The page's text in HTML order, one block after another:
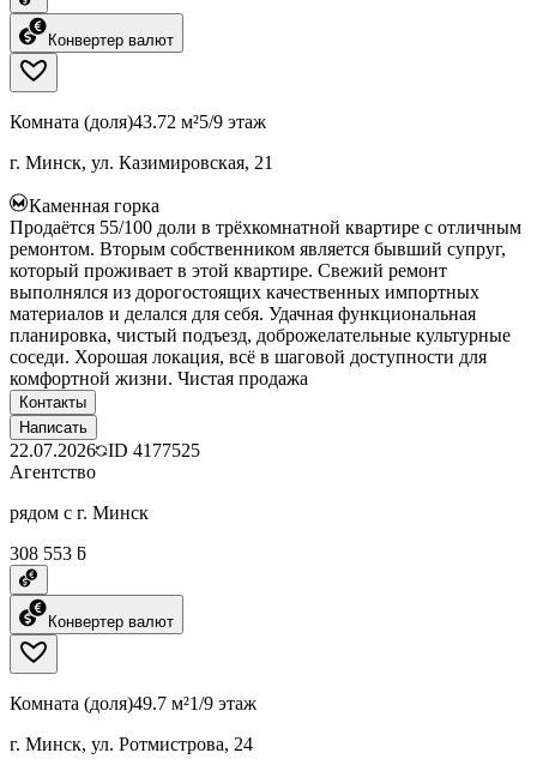
Конвертер валют
Комната (доля)43.72 м²5/9 этаж
г. Минск, ул. Казимировская, 21
Каменная горка
Продаётся 55/100 доли в трёхкомнатной квартире с отличным
ремонтом. Вторым собственником является бывший супруг,
который проживает в этой квартире. Свежий ремонт
выполнялся из дорогостоящих качественных импортных
материалов и делался для себя. Удачная функциональная
планировка, чистый подъезд, доброжелательные культурные
соседи. Хорошая локация, всё в шаговой доступности для
комфортной жизни. Чистая продажа
Контакты
Написать
22.07.2026 ID 4177525
Агентство
рядом с г. Минск
308 553 ƃ
Конвертер валют
Комната (доля)49.7 м²1/9 этаж
г. Минск, ул. Ротмистрова, 24